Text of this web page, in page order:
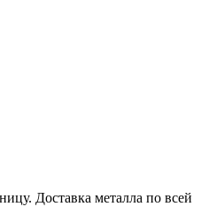
Доставка металла по всей